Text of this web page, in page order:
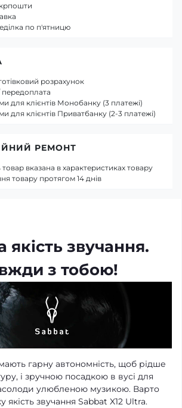
якість звучання.
з тобою!
гарну автономність, щоб рідше
і зручною посадкою в вусі для
улюбленою музикою. Варто
якість звучання Sabbat X12 Ultra.
по п'ятницю
розрахунок
для клієнтів Монобанку (3 платежі)
для клієнтів Приватбанку (2-3 платежі)
РЕМОНТ
товар вказана в характеристиках товару
товару протягом 14 днів